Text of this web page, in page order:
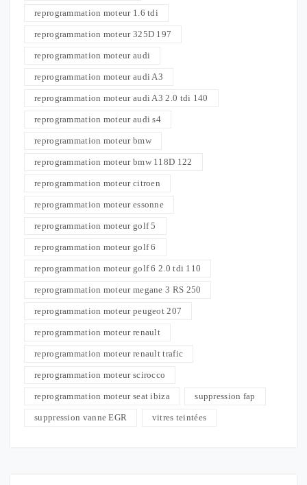
reprogrammation moteur 1.6 tdi
reprogrammation moteur 325D 197
reprogrammation moteur audi
reprogrammation moteur audi A3
reprogrammation moteur audi A3 2.0 tdi 140
reprogrammation moteur audi s4
reprogrammation moteur bmw
reprogrammation moteur bmw 118D 122
reprogrammation moteur citroen
reprogrammation moteur essonne
reprogrammation moteur golf 5
reprogrammation moteur golf 6
reprogrammation moteur golf 6 2.0 tdi 110
reprogrammation moteur megane 3 RS 250
reprogrammation moteur peugeot 207
reprogrammation moteur renault
reprogrammation moteur renault trafic
reprogrammation moteur scirocco
reprogrammation moteur seat ibiza suppression fap
suppression vanne EGR vitres teintées